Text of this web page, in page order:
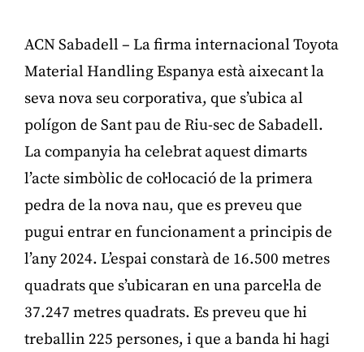
ACN Sabadell – La firma internacional Toyota
Material Handling Espanya està aixecant la
seva nova seu corporativa, que s’ubica al
polígon de Sant pau de Riu-sec de Sabadell.
La companyia ha celebrat aquest dimarts
l’acte simbòlic de col·locació de la primera
pedra de la nova nau, que es preveu que
pugui entrar en funcionament a principis de
l’any 2024. L’espai constarà de 16.500 metres
quadrats que s’ubicaran en una parcel·la de
37.247 metres quadrats. Es preveu que hi
treballin 225 persones, i que a banda hi hagi